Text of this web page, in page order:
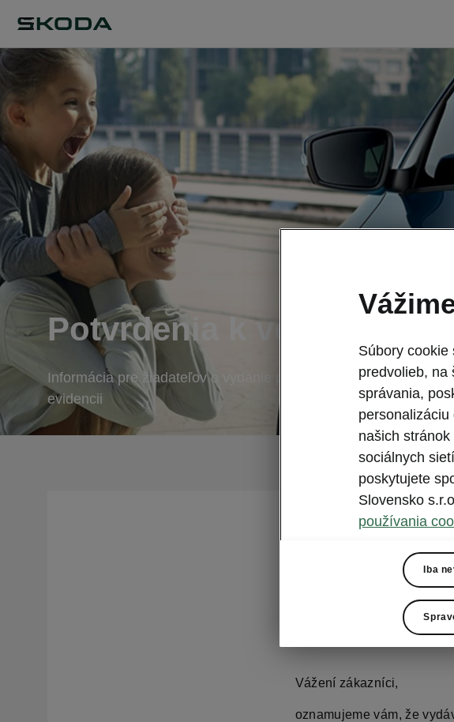
Potvrdenia k vozidlám
Informácia pre žiadateľov o vydanie potvrdení k údajom v
evidencii
vydanie
Vážení zákazníci,
oznamujeme vám, že
Súbory
predvolieb, na
správania,
našich
sociálnych
poskytujete
Slovensko
používania
Iba